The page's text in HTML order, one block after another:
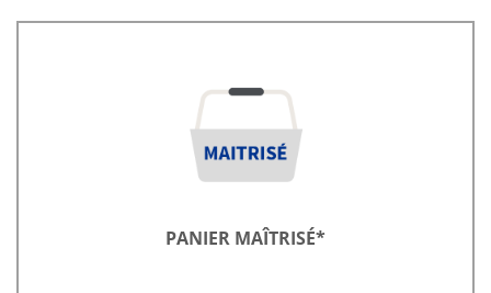
PANIER MAÎTRISÉ*